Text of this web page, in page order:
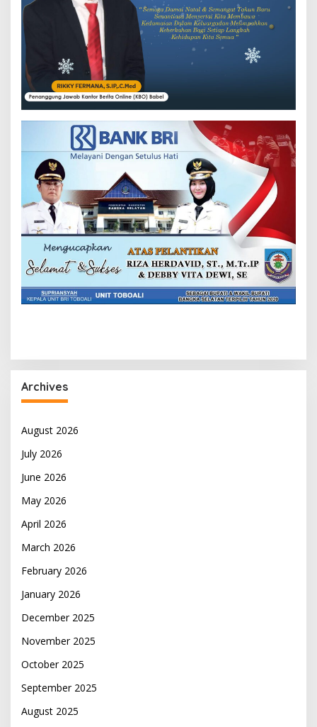
Archives
August 2026
July 2026
June 2026
May 2026
April 2026
March 2026
February 2026
January 2026
December 2025
November 2025
October 2025
September 2025
August 2025